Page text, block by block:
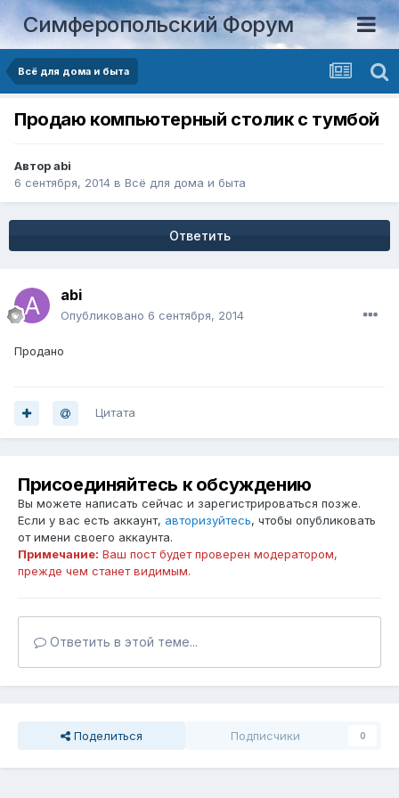
Симферопольский Форум
Всё для дома и быта
Продаю компьютерный столик с тумбой
Авторabi
6 сентября, 2014 в Всё для дома и быта
Ответить
abi
Опубликовано 6 сентября, 2014
Продано
Цитата
Присоединяйтесь к обсуждению
Вы можете написать сейчас и зарегистрироваться позже.
Если у вас есть аккаунт, авторизуйтесь, чтобы опубликовать
от имени своего аккаунта.
Примечание: Ваш пост будет проверен модератором,
прежде чем станет видимым.
Ответить в этой теме...
Поделиться Подписчики 0